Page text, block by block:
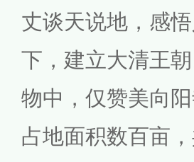
丈谈天说地，感
下，建立大清王
物中，仅赞美向
占地面积数百亩